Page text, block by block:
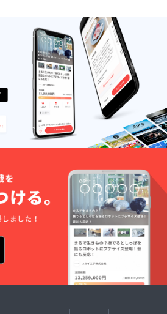
に反す
る内容
は掲載
をお断
りする
可能性
がござ
いま
す。」
ロン様
のお名
前を
CLAPP
ER入り
口に掲
載
※「支援
時、必
ず備考
欄にご
希望の
お名前
をご記
さい。
第三者
を特定
する内
容や公
序良俗
に反す
る内容
は掲載
りする
可能性
がござ
す。」